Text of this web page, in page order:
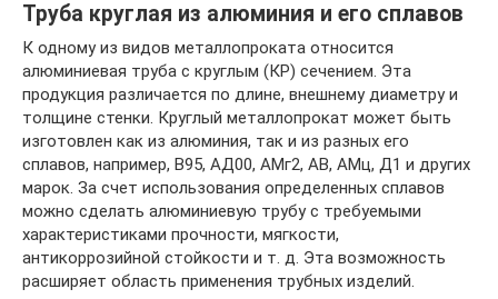
Труба круглая из алюминия и его сплавов
К одному из видов металлопроката относится
алюминиевая труба с круглым (КР) сечением. Эта
продукция различается по длине, внешнему диаметру и
толщине стенки. Круглый металлопрокат может быть
изготовлен как из алюминия, так и из разных его
сплавов, например, В95, АД00, АМг2, АВ, АМц, Д1 и других
марок. За счет использования определенных сплавов
можно сделать алюминиевую трубу с требуемыми
характеристиками прочности, мягкости,
антикоррозийной стойкости и т. д. Эта возможность
расширяет область применения трубных изделий.